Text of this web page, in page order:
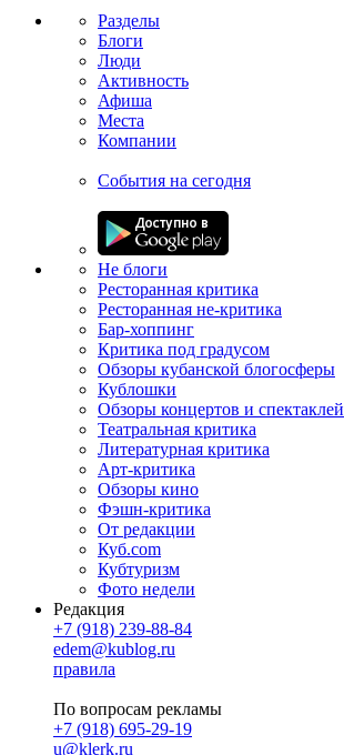
Разделы
Блоги
Люди
Активность
Афиша
Места
Компании
События на сегодня
Не блоги
Ресторанная критика
Ресторанная не-критика
Бар-хоппинг
Критика под градусом
Обзоры кубанской блогосферы
Кублошки
Обзоры концертов и спектаклей
Театральная критика
Литературная критика
Арт-критика
Обзоры кино
Фэшн-критика
От редакции
Куб.com
Кубтуризм
Фото недели
Редакция
+7 (918) 239-88-84
edem@kublog.ru
правила
По вопросам рекламы
+7 (918) 695-29-19
u@klerk.ru